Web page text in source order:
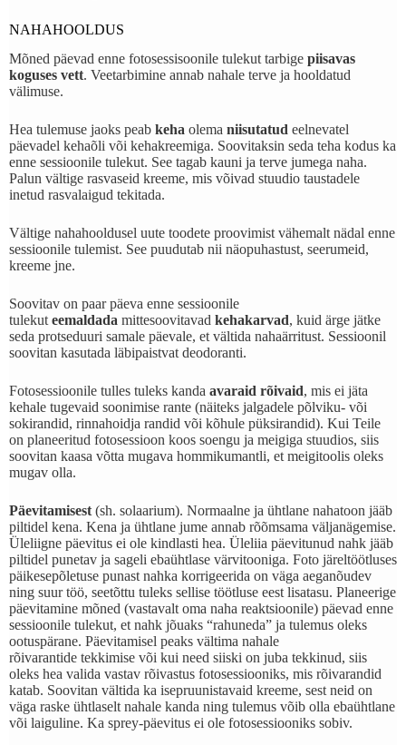
NAHAHOOLDUS
Mõned päevad enne fotosessisoonile tulekut tarbige piisavas
koguses vett. Veetarbimine annab nahale terve ja hooldatud
välimuse.
Hea tulemuse jaoks peab keha olema niisutatud eelnevatel
päevadel kehaõli või kehakreemiga. Soovitaksin seda teha kodus ka
enne sessioonile tulekut. See tagab kauni ja terve jumega naha.
Palun vältige rasvaseid kreeme, mis võivad stuudio taustadele
inetud rasvalaigud tekitada.
Vältige nahahooldusel uute toodete proovimist vähemalt nädal enne
sessioonile tulemist. See puudutab nii näopuhastust, seerumeid,
kreeme jne.
Soovitav on paar päeva enne sessioonile
tulekut eemaldada mittesoovitavad kehakarvad, kuid ärge jätke
seda protseduuri samale päevale, et vältida nahaärritust. Sessioonil
soovitan kasutada läbipaistvat deodoranti.
Fotosessioonile tulles tuleks kanda avaraid rõivaid, mis ei jäta
kehale tugevaid soonimise rante (näiteks jalgadele põlviku- või
sokirandid, rinnahoidja randid või kõhule püksirandid). Kui Teile
on planeeritud fotosessioon koos soengu ja meigiga stuudios, siis
soovitan kaasa võtta mugava hommikumantli, et meigitoolis oleks
mugav olla.
Päevitamisest (sh. solaarium). Normaalne ja ühtlane nahatoon jääb
piltidel kena. Kena ja ühtlane jume annab rõõmsama väljanägemise.
Üleliigne päevitus ei ole kindlasti hea. Üleliia päevitunud nahk jääb
piltidel punetav ja sageli ebaühtlase värvitooniga. Foto järeltöötluses
päikesepõletuse punast nahka korrigeerida on väga aeganõudev
ning suur töö, seetõttu tuleks sellise töötluse eest lisatasu. Planeerige
päevitamine mõned (vastavalt oma naha reaktsioonile) päevad enne
sessioonile tulekut, et nahk jõuaks “rahuneda” ja tulemus oleks
ootuspärane. Päevitamisel peaks vältima nahale
rõivarantide tekkimise või kui need siiski on juba tekkinud, siis
oleks hea valida vastav rõivastus fotosessiooniks, mis rõivarandid
katab. Soovitan vältida ka isepruunistavaid kreeme, sest neid on
väga raske ühtlaselt nahale kanda ning tulemus võib olla ebaühtlane
või laiguline. Ka sprey-päevitus ei ole fotosessiooniks sobiv.